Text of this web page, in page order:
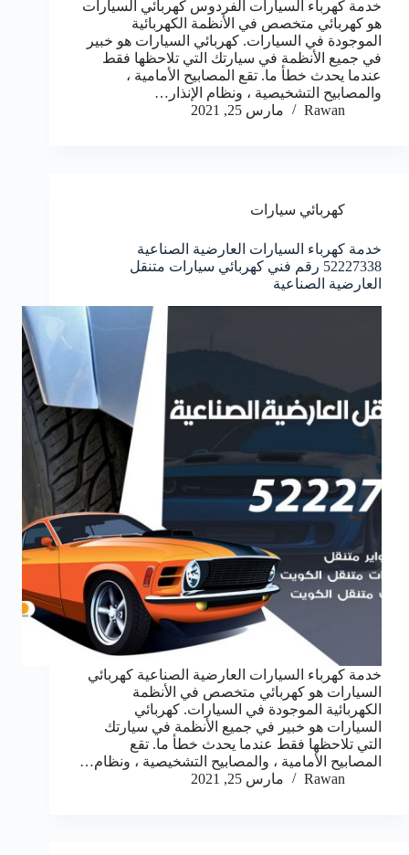
خدمة كهرباء السيارات الفردوس كهربائي السيارات
هو كهربائي متخصص في الأنظمة الكهربائية
الموجودة في السيارات. كهربائي السيارات هو خبير
في جميع الأنظمة في سيارتك التي تلاحظها فقط
عندما يحدث خطأ ما. تقع المصابيح الأمامية ،
والمصابيح التشخيصية ، ونظام الإنذار…
Rawan
مارس 25, 2021
كهربائي سيارات
خدمة كهرباء السيارات العارضية الصناعية
52227338 رقم فني كهربائي سيارات متنقل
العارضية الصناعية
خدمة كهرباء السيارات العارضية الصناعية كهربائي
السيارات هو كهربائي متخصص في الأنظمة
الكهربائية الموجودة في السيارات. كهربائي
السيارات هو خبير في جميع الأنظمة في سيارتك
التي تلاحظها فقط عندما يحدث خطأ ما. تقع
المصابيح الأمامية ، والمصابيح التشخيصية ، ونظام…
Rawan
مارس 25, 2021